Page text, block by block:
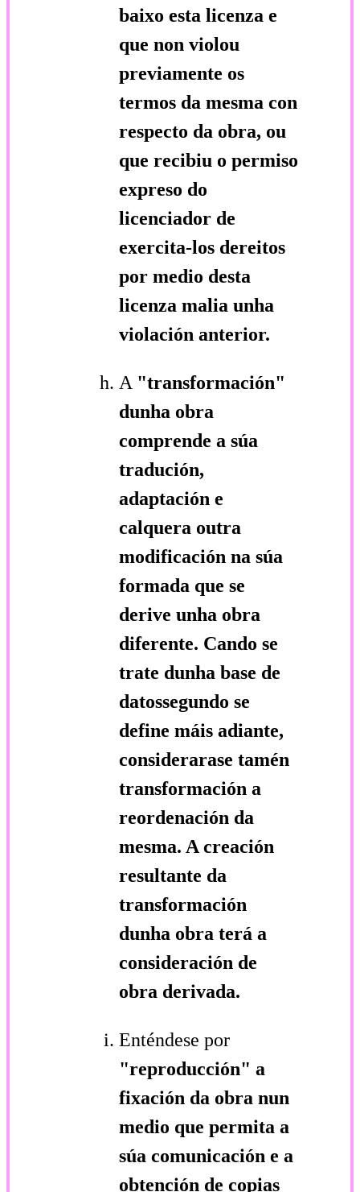
baixo esta licenza e
que non violou
previamente os
termos da mesma con
respecto da obra, ou
que recibiu o permiso
expreso do
licenciador de
exercita-los dereitos
por medio desta
licenza malia unha
violación anterior.
A "transformación"
dunha obra
comprende a súa
tradución,
adaptación e
calquera outra
modificación na súa
formada que se
derive unha obra
diferente. Cando se
trate dunha base de
datossegundo se
define máis adiante,
considerarase tamén
transformación a
reordenación da
mesma. A creación
resultante da
transformación
dunha obra terá a
consideración de
obra derivada.
Enténdese por
"reproducción" a
fixación da obra nun
medio que permita a
súa comunicación e a
obtención de copias